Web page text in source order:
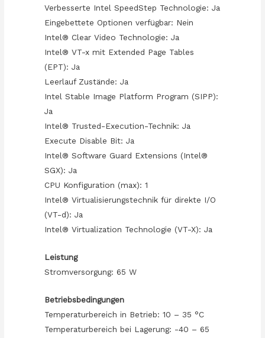
Verbesserte Intel SpeedStep Technologie: Ja
Eingebettete Optionen verfügbar: Nein
Intel® Clear Video Technologie: Ja
Intel® VT-x mit Extended Page Tables
(EPT): Ja
Leerlauf Zustände: Ja
Intel Stable Image Platform Program (SIPP):
Ja
Intel® Trusted-Execution-Technik: Ja
Execute Disable Bit: Ja
Intel® Software Guard Extensions (Intel®
SGX): Ja
CPU Konfiguration (max): 1
Intel® Virtualisierungstechnik für direkte I/O
(VT-d): Ja
Intel® Virtualization Technologie (VT-X): Ja
Leistung
Stromversorgung: 65 W
Betriebsbedingungen
Temperaturbereich in Betrieb: 10 – 35 °C
Temperaturbereich bei Lagerung: -40 – 65